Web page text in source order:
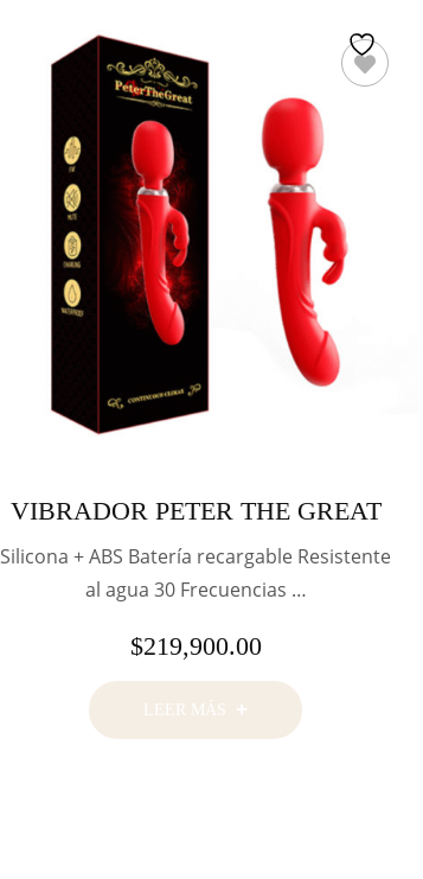
VIBRADOR PETER THE GREAT
Silicona + ABS Batería recargable Resistente
al agua 30 Frecuencias …
$219,900.00
LEER MÁS